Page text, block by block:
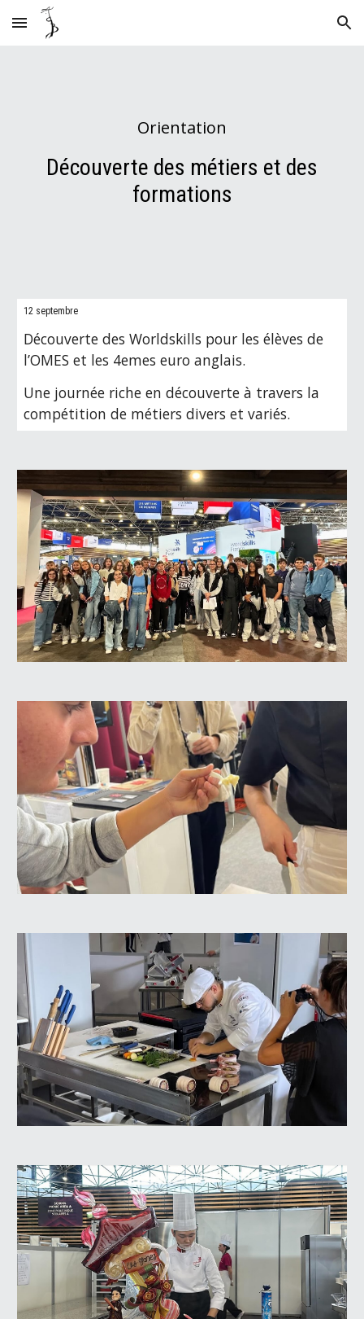
Skip to main content Skip to navigation
Orientation
Découverte des métiers et des
formations
12 septembre
Découverte des Worldskills pour les élèves de
l’OMES et les 4emes euro anglais.
Une journée riche en découverte à travers la
compétition de métiers divers et variés.